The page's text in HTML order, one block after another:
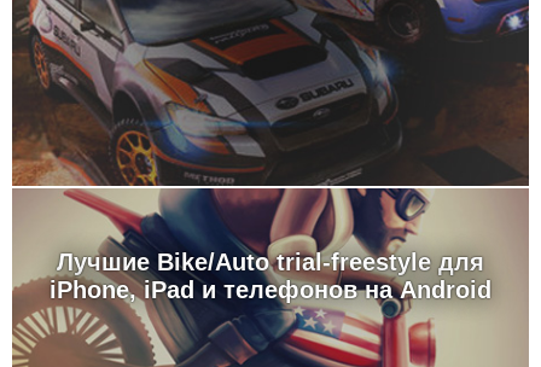
Лучшие Bike/Auto trial-freestyle для
iPhone, iPad и телефонов на Android